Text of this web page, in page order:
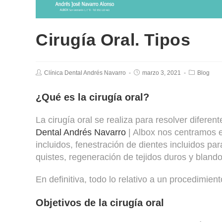
Cirugía Oral. Tipos
Clínica Dental Andrés Navarro marzo 3, 2021 Blog
¿Qué es la cirugía oral?
La cirugía oral se realiza para resolver
Dental Andrés Navarro | Albox nos centramos
incluidos, fenestración de dientes incluidos
quistes, regeneración de tejidos duros y
En definitiva, todo lo relativo a un
Objetivos de la cirugía oral